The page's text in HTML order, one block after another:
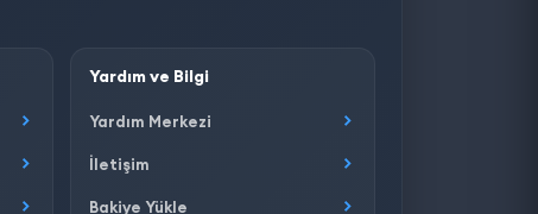
Yardım ve Bilgi
Yardım Merkezi
İletişim
Bakiye Yükle